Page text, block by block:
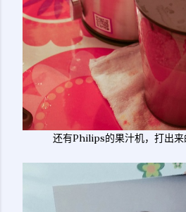
还有Philips的果汁机，打出来